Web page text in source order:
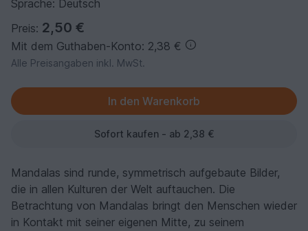
Sprache: Deutsch
Preis: 2,50 €
Mit dem Guthaben-Konto: 2,38 €
Alle Preisangaben inkl. MwSt.
Sofort kaufen - ab 2,38 €
Mandalas sind runde, symmetrisch aufgebaute Bilder,
die in allen Kulturen der Welt auftauchen. Die
Betrachtung von Mandalas bringt den Menschen wieder
in Kontakt mit seiner eigenen Mitte, zu seinem